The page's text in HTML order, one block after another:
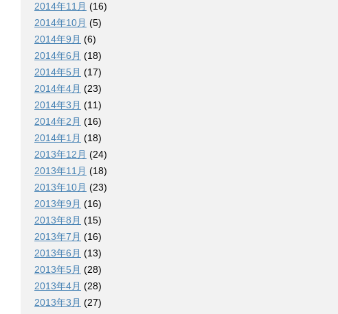
2014年11月 (16)
2014年10月 (5)
2014年9月 (6)
2014年6月 (18)
2014年5月 (17)
2014年4月 (23)
2014年3月 (11)
2014年2月 (16)
2014年1月 (18)
2013年12月 (24)
2013年11月 (18)
2013年10月 (23)
2013年9月 (16)
2013年8月 (15)
2013年7月 (16)
2013年6月 (13)
2013年5月 (28)
2013年4月 (28)
2013年3月 (27)